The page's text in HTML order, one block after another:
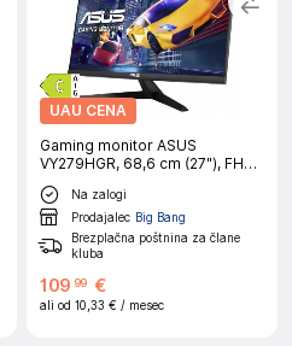
UAU CENA
Gaming monitor ASUS
VY279HGR, 68,6 cm (27"), FHD,
IPS, 120 Hz, VGA/HDMI
Na zalogi
Prodajalec Big Bang
Brezplačna poštnina za člane
kluba
109 99 €
ali od 10,33 € / mesec